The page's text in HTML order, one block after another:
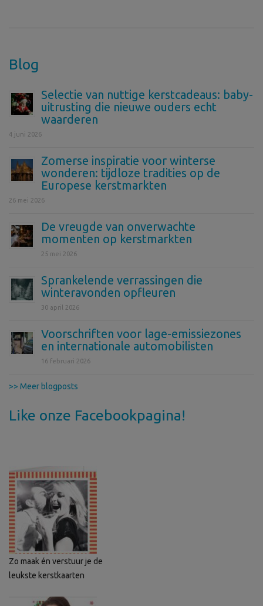
Blog
Selectie van nuttige kerstcadeaus: baby-
uitrusting die nieuwe ouders echt
waarderen
4 juni 2026
Zomerse inspiratie voor winterse
wonderen: tijdloze tradities op de
Europese kerstmarkten
26 mei 2026
De vreugde van onverwachte
momenten op kerstmarkten
25 mei 2026
Sprankelende verrassingen die
winteravonden opfleuren
30 april 2026
Voorschriften voor lage-emissiezones
en internationale automobilisten
16 februari 2026
>> Meer blogposts
Like onze Facebookpagina!
Zo maak én verstuur je de
leukste kerstkaarten